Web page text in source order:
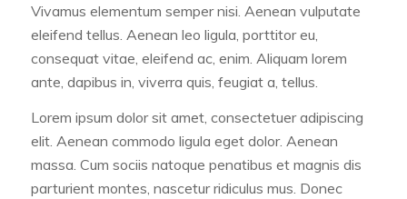
Vivamus elementum semper nisi. Aenean vulputate
eleifend tellus. Aenean leo ligula, porttitor eu,
consequat vitae, eleifend ac, enim. Aliquam lorem
ante, dapibus in, viverra quis, feugiat a, tellus.
Lorem ipsum dolor sit amet, consectetuer adipiscing
elit. Aenean commodo ligula eget dolor. Aenean
massa. Cum sociis natoque penatibus et magnis dis
parturient montes, nascetur ridiculus mus. Donec